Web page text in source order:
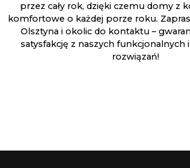
przez cały rok, dzięki czemu domy z
komfortowe o każdej porze roku.
Olsztyna i okolic do kontaktu –
satysfakcję z naszych funkcjonalnych
rozwiązań!